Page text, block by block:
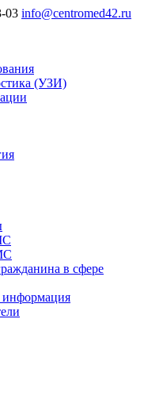
03 info@centromed42.ru
(УЗИ)
в сфере
информация